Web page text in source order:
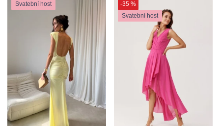
Svatební host
-35 %
Svatební host